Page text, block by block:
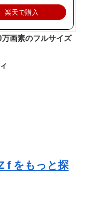
楽天で購入
万画素のフルサイズ
f をもっと探